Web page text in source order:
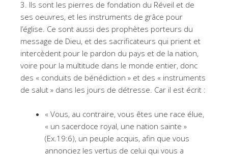
3. Ils sont les pierres de fondation du Réveil et de
ses oeuvres, et les instruments de grâce pour
l’église. Ce sont aussi des prophètes porteurs du
message de Dieu, et des sacrificateurs qui prient et
intercèdent pour le pardon du pays et de la nation,
voire pour la multitude dans le monde entier, donc
des « conduits de bénédiction » et des « instruments
de salut » dans les jours de détresse. Car il est écrit :
« Vous, au contraire, vous êtes une race élue,
« un sacerdoce royal, une nation sainte »
(Ex.19:6), un peuple acquis, afin que vous
annonciez les vertus de celui qui vous a